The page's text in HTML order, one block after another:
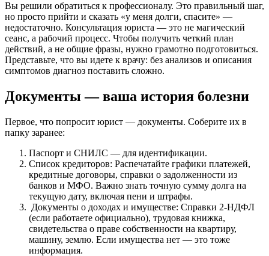
Вы решили обратиться к профессионалу. Это правильный шаг,
но просто прийти и сказать «у меня долги, спасите» —
недостаточно. Консультация юриста — это не магический
сеанс, а рабочий процесс. Чтобы получить четкий план
действий, а не общие фразы, нужно грамотно подготовиться.
Представьте, что вы идете к врачу: без анализов и описания
симптомов диагноз поставить сложно.
Документы — ваша история болезни
Первое, что попросит юрист — документы. Соберите их в
папку заранее:
Паспорт и СНИЛС — для идентификации.
Список кредиторов: Распечатайте графики платежей,
кредитные договоры, справки о задолженности из
банков и МФО. Важно знать точную сумму долга на
текущую дату, включая пени и штрафы.
Документы о доходах и имуществе: Справки 2-НДФЛ
(если работаете официально), трудовая книжка,
свидетельства о праве собственности на квартиру,
машину, землю. Если имущества нет — это тоже
информация.